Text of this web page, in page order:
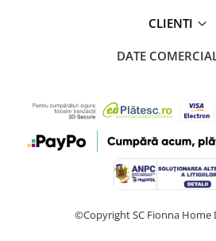
CLIENTI
DATE
©Copyright SC Fionna Home